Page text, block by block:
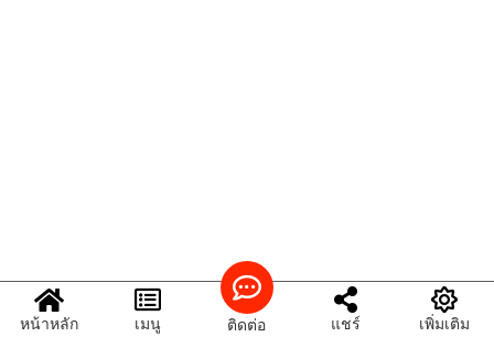
หน้าหลัก เมนู ติดต่อ แชร์ เพิ่มเติม